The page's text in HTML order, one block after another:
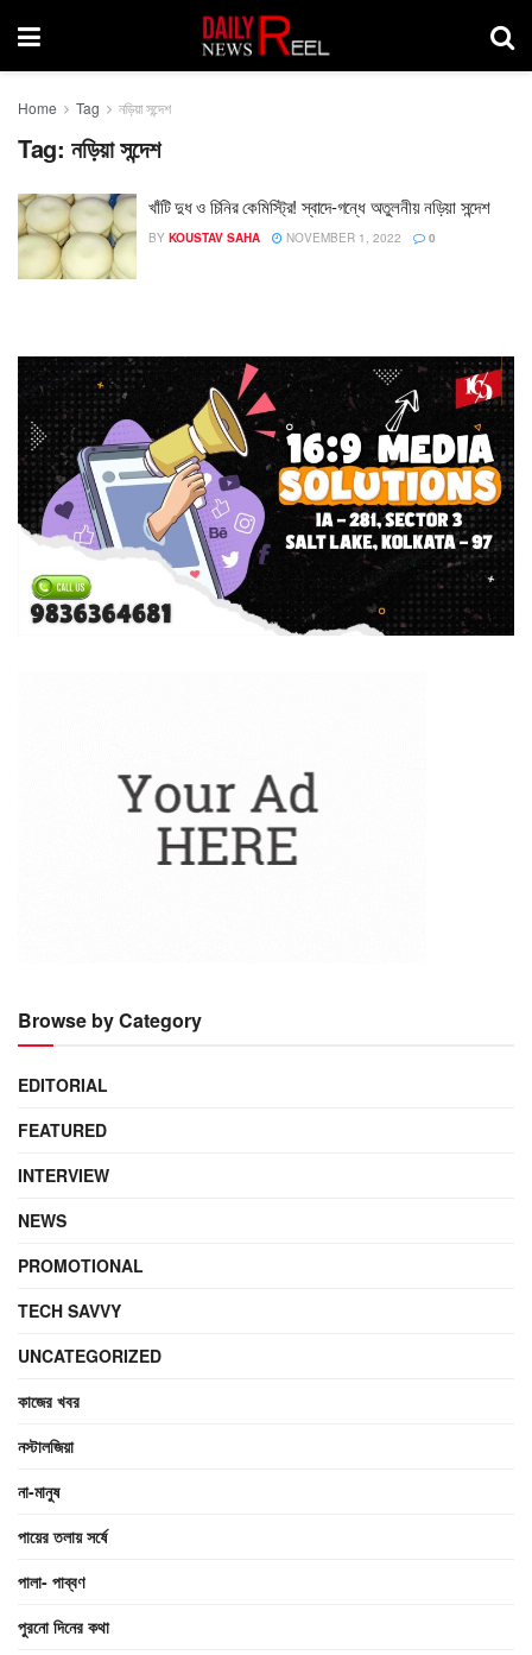
Home Tag নড়িয়া সন্দেশ
Tag: নড়িয়া সন্দেশ
খাঁটি দুধ ও চিনির কেমিস্ট্রি! স্বাদে-গন্ধে অতুলনীয় নড়িয়া সন্দেশ
BY KOUSTAV SAHA NOVEMBER 1, 2022 0
Browse by Category
EDITORIAL
FEATURED
INTERVIEW
NEWS
PROMOTIONAL
TECH SAVVY
UNCATEGORIZED
কাজের খবর
নস্টালজিয়া
না-মানুষ
পায়ের তলায় সর্ষে
পালা- পাব্বণ
পুরনো দিনের কথা